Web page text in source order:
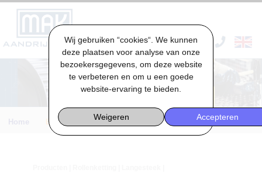
Wij gebruiken “cookies“. We kunnen
deze plaatsen voor analyse van onze
bezoekersgegevens, om deze website
te verbeteren en om u een goede
website-ervaring te bieden.
Weigeren Accepteren
VACATURES & STAGES
Engineering